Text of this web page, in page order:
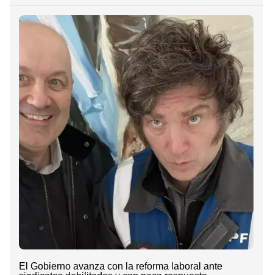
El Gobierno avanza con la reforma laboral ante